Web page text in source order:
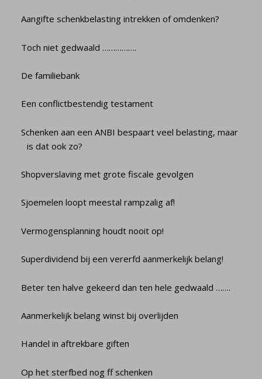
Aangifte schenkbelasting intrekken of omdenken?
Toch niet gedwaald …………….
De familiebank
Een conflictbestendig testament
Schenken aan een ANBI bespaart veel belasting, maar
is dat ook zo?
Shopverslaving met grote fiscale gevolgen
Sjoemelen loopt meestal rampzalig af!
Vermogensplanning houdt nooit op!
Superdividend bij een vererfd aanmerkelijk belang!
Beter ten halve gekeerd dan ten hele gedwaald …….
Aanmerkelijk belang winst bij overlijden
Handel in aftrekbare giften
Op het sterfbed nog ff schenken